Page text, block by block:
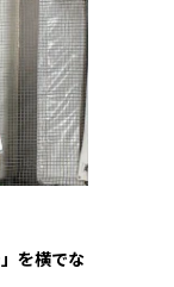
を横でな